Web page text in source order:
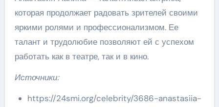
которая продолжает радовать зрителей своими
яркими ролями и профессионализмом. Ее
талант и трудолюбие позволяют ей с успехом
работать как в театре, так и в кино.
Источники:
https://24smi.org/celebrity/3686-anastasiia-